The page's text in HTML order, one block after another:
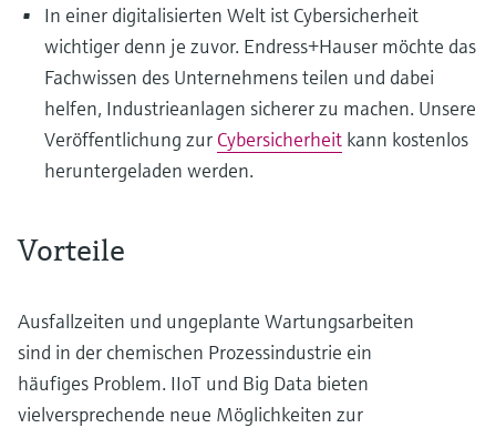
In einer digitalisierten Welt ist Cybersicherheit
wichtiger denn je zuvor. Endress+Hauser möchte das
Fachwissen des Unternehmens teilen und dabei
helfen, Industrieanlagen sicherer zu machen. Unsere
Veröffentlichung zur Cybersicherheit kann kostenlos
heruntergeladen werden.
Vorteile
Ausfallzeiten und ungeplante Wartungsarbeiten
sind in der chemischen Prozessindustrie ein
häufiges Problem. IIoT und Big Data bieten
vielversprechende neue Möglichkeiten zur